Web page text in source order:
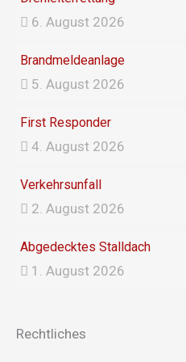
6. August 2026
Brandmeldeanlage
5. August 2026
First Responder
4. August 2026
Verkehrsunfall
2. August 2026
Abgedecktes Stalldach
1. August 2026
Rechtliches